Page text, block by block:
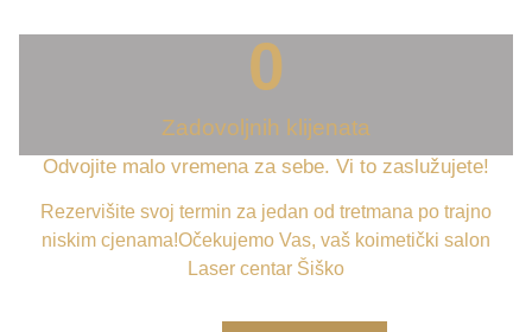
Zadovoljnih klijenata
0
Odvojite malo vremena za sebe. Vi to zaslužujete!
Rezervišite svoj termin za jedan od tretmana po trajno
niskim cjenama!Očekujemo Vas, vaš koimetički salon
Laser centar Šiško